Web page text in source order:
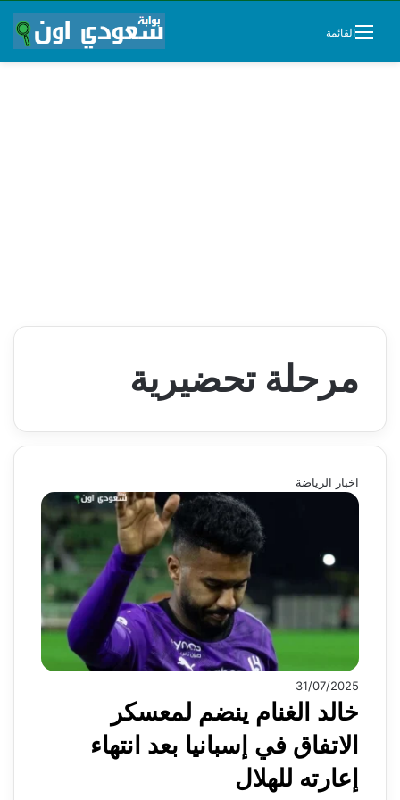
القائمة
مرحلة تحضيرية
اخبار الرياضة
31/07/2025
خالد الغنام ينضم لمعسكر
الاتفاق في إسبانيا بعد انتهاء
إعارته للهلال